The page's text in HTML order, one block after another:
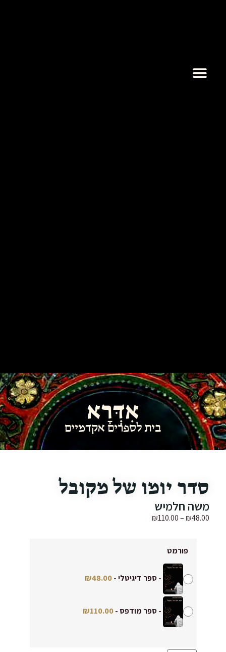
אִדְּרָא
בית לספרים אקדמיים
סדר יומו של מקובל
משה חלמיש
₪48.00
–
₪110.00
פורמט
-ספר דיגיטלי-
₪48.00
-ספר מודפס -
₪110.00